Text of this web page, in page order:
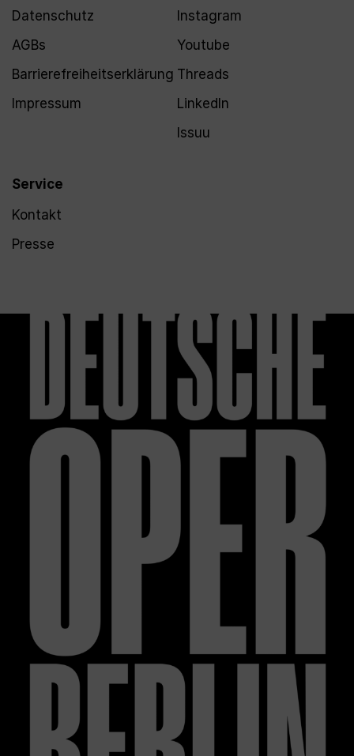
Datenschutz
AGBs
Barrierefreiheitserklärung
Impressum
Service
Kontakt
Presse
Instagram
Youtube
Threads
LinkedIn
Issuu